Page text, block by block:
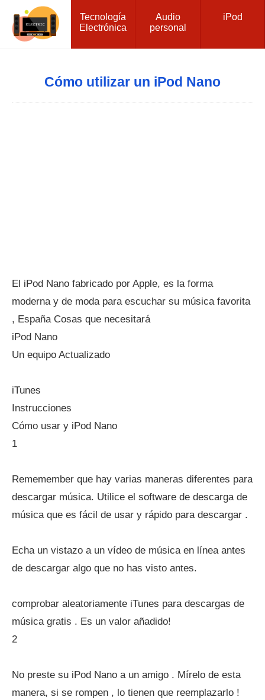
Tecnología
Electrónica
Audio
personal
iPod
Cómo utilizar un iPod Nano
El iPod Nano fabricado por Apple, es la forma
moderna y de moda para escuchar su música favorita
, España Cosas que necesitará
iPod Nano
Un equipo Actualizado
iTunes
Instrucciones
Cómo usar y iPod Nano
1
Rememember que hay varias maneras diferentes para
descargar música. Utilice el software de descarga de
música que es fácil de usar y rápido para descargar .
Echa un vistazo a un vídeo de música en línea antes
de descargar algo que no has visto antes.
comprobar aleatoriamente iTunes para descargas de
música gratis . Es un valor añadido!
2
No preste su iPod Nano a un amigo . Mírelo de esta
manera, si se rompen , lo tienen que reemplazarlo !